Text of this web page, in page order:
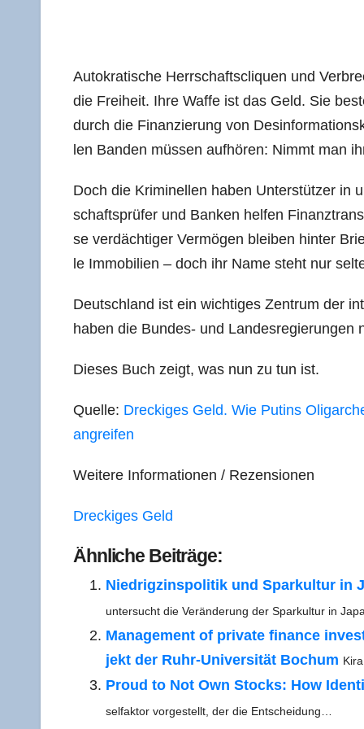
Auto­kra­ti­sche Herr­schafts­cli­quen und
die Frei­heit. Ihre Waf­fe ist das Geld. Sie
durch die Finan­zie­rung von
len Ban­den müs­sen auf­hö­ren: Nimmt man
Doch die Kri­mi­nel­len haben Unter­stüt­zer in
schafts­prü­fer und Ban­ken hel­fen
se ver­däch­ti­ger Ver­mö­gen blei­ben hin­ter
le Immo­bi­li­en – doch ihr Name steht nur
Deutsch­land ist ein wich­ti­ges Zen­trum der
haben die Bun­des- und
Die­ses Buch zeigt, was nun zu tun ist.
Quel­le: Dre­cki­ges Geld. Wie Putins
angreifen
Wei­te­re Infor­ma­tio­nen /​ Rezen­sio­nen
Dre­cki­ges Geld
Ähn­li­che Beiträge:
Nied­rig­zins­po­li­tik und Spar­kul­tur in
unter­sucht die Ver­än­de­rung der Spar­kul­tur in
Manage­ment of pri­va­te finan­ce
jekt der Ruhr-Uni­­ver­­­si­­tät Bochum
Proud to Not Own Stocks: How
sel­fak­tor vor­ge­stellt, der die Entscheidung…